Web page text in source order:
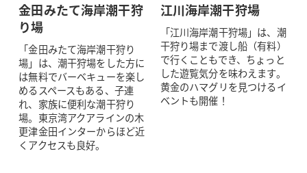
金田みたて海岸潮干狩
り場
「金田みたて海岸潮干狩り
場」は、潮干狩場をした方に
は無料でバーベキューを楽し
めるスペースもある、子連
れ、家族に便利な潮干狩り
場。東京湾アクアラインの木
更津金田インターからほど近
くアクセスも良好。
江川海岸潮干狩場
「江川海岸潮干狩場」は、潮
干狩り場まで渡し船（有料）
で行くこともでき、ちょっと
した遊覧気分を味わえます。
黄金のハマグリを見つけるイ
ベントも開催！